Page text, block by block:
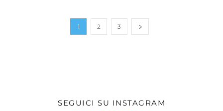
1 2 3
SEGUICI SU INSTAGRAM